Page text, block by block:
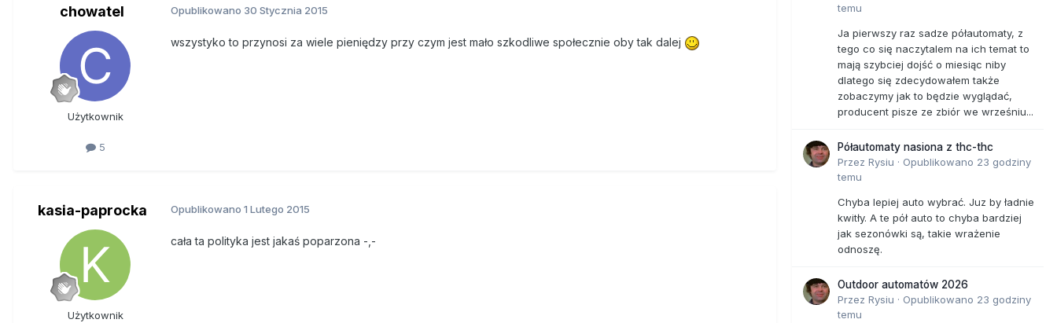
chowatel
Użytkownik
5
Opublikowano 30 Stycznia 2015
wszystyko to przynosi za wiele pieniędzy przy czym jest mało szkodliwe społecznie oby tak dalej
kasia-paprocka
Użytkownik
Opublikowano 1 Lutego 2015
cała ta polityka jest jakaś poparzona -,-
temu
Ja pierwszy raz sadze półautomaty, z
tego co się naczytalem na ich temat to
mają szybciej dojść o miesiąc niby
dlatego się zdecydowałem także
zobaczymy jak to będzie wyglądać,
producent pisze ze zbiór we wrześniu...
Półautomaty nasiona z thc-thc
Przez Rysiu · Opublikowano 23 godziny
temu
Chyba lepiej auto wybrać. Juz by ładnie
kwitły. A te pół auto to chyba bardziej
jak sezonówki są, takie wrażenie
odnoszę.
Outdoor automatów 2026
Przez Rysiu · Opublikowano 23 godziny
temu